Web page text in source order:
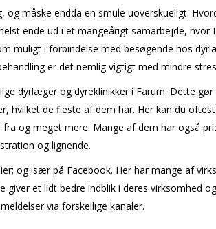
måske endda en smule uoverskueligt.
ende ud i et mangeårigt samarbejde,
muligt i forbindelse med besøgende hos
er det nemlig vigtigt med mindre
dyrlæger og dyreklinikker i Farum. Dette
hvilket de fleste af dem har. Her kan du
og meget mere. Mange af dem har også
og lignende.
og især på Facebook. Her har mange af
et lidt bedre indblik i deres virksomhed
via forskellige kanaler.